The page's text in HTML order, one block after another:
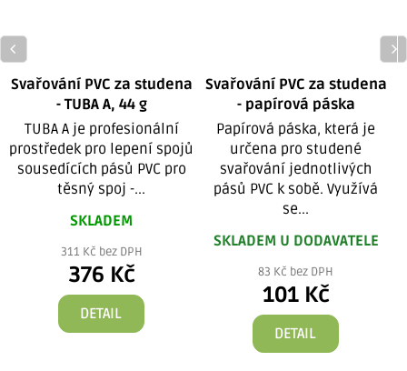
Svařování PVC za studena
- TUBA A, 44 g
TUBA A je profesionální
prostředek pro lepení spojů
sousedících pásů PVC pro
těsný spoj -...
SKLADEM
311 Kč bez DPH
376 Kč
DETAIL
Svařování PVC za studena
- papírová páska
Papírová páska, která je
určena pro studené
svařování jednotlivých
pásů PVC k sobě. Využívá
se...
SKLADEM U DODAVATELE
83 Kč bez DPH
101 Kč
DETAIL